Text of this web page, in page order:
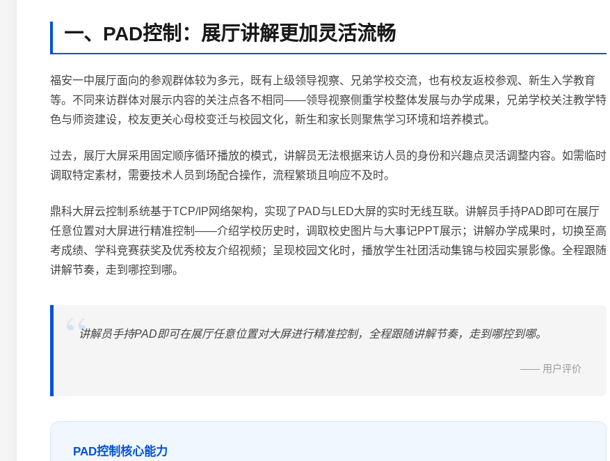
一、PAD控制：展厅讲解更加灵活流畅
福安一中展厅面向的参观群体较为多元，既有上级领导视察、兄弟学校交流，也有校友返校参观、新生入学教育
等。不同来访群体对展示内容的关注点各不相同——领导视察侧重学校整体发展与办学成果，兄弟学校关注教学特
色与师资建设，校友更关心母校变迁与校园文化，新生和家长则聚焦学习环境和培养模式。
过去，展厅大屏采用固定顺序循环播放的模式，讲解员无法根据来访人员的身份和兴趣点灵活调整内容。如需临时
调取特定素材，需要技术人员到场配合操作，流程繁琐且响应不及时。
鼎科大屏云控制系统基于TCP/IP网络架构，实现了PAD与LED大屏的实时无线互联。讲解员手持PAD即可在展厅
任意位置对大屏进行精准控制——介绍学校历史时，调取校史图片与大事记PPT展示；讲解办学成果时，切换至高
考成绩、学科竞赛获奖及优秀校友介绍视频；呈现校园文化时，播放学生社团活动集锦与校园实景影像。全程跟随
讲解节奏，走到哪控到哪。
讲解员手持PAD即可在展厅任意位置对大屏进行精准控制，全程跟随讲解节奏，走到哪控到哪。
—— 用户评价
PAD控制核心能力